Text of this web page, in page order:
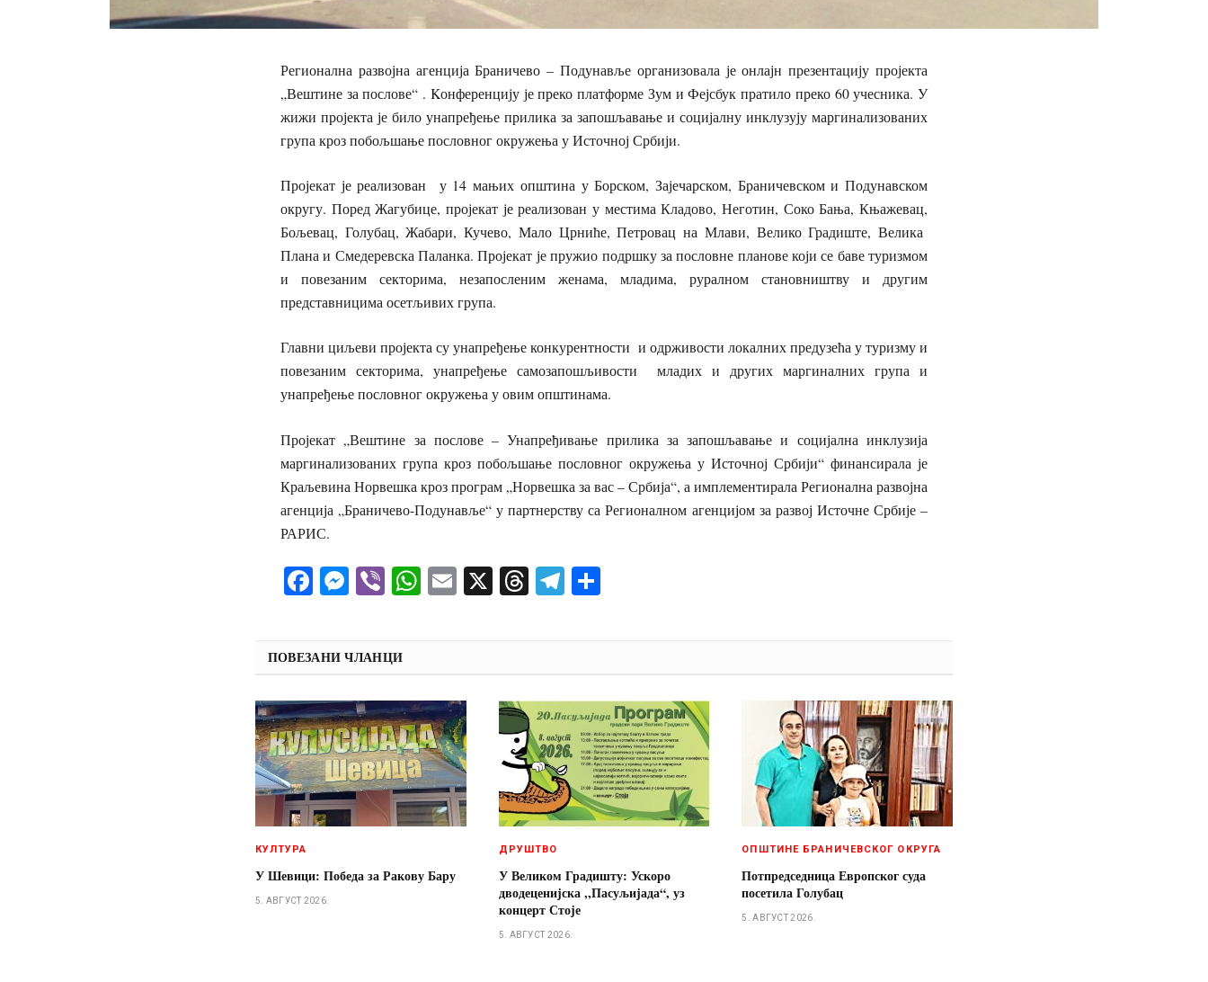
Регионална развојна агенција Браничево – Подунавље организовала је онлајн презентацију пројекта
„Вештине за послове“ . Kонференцију је преко платформе Зум и Фејсбук пратило преко 60 учесника. У
жижи пројекта је било унапређење прилика за запошљавање и социјалну инклузују маргинализованих
група кроз побољшање пословног окружења у Источној Србији.
Пројекат је реализован у 14 мањих општина у Борском, Зајечарском, Браничевском и Подунавском
округу. Поред Жагубице, пројекат је реализован у местима Кладово, Неготин, Соко Бања, Књажевац,
Бољевац, Голубац, Жабари, Кучево, Мало Црниће, Петровац на Млави, Велико Градиште, Велика
Плана и Смедеревска Паланка. Пројекат је пружио подршку за пословне планове који се баве туризмом
и повезаним секторима, незапосленим женама, младима, руралном становништву и другим
представницима осетљивих група.
Главни циљеви пројекта су унапређење конкурентности и одрживости локалних предузећа у туризму и
повезаним секторима, унапређење самозапошљивости младих и других маргиналних група и
унапређење пословног окружења у овим општинама.
Пројекат „Вештине за послове – Унапређивање прилика за запошљавање и социјална инклузија
маргинализованих група кроз побољшање пословног окружења у Источној Србији“ финансирала је
Краљевина Норвешка кроз програм „Норвешка за вас – Србија“, а имплементирала Регионална развојна
агенција „Браничево-Подунавље“ у партнерству са Регионалном агенцијом за развој Источне Србије –
РАРИС.
Facebook
Messenger
ViberWhatsApp
Email
X ThreadsTelegram
ПОВЕЗАНИ ЧЛАНЦИ
КУЛТУРА
У Шевици: Победа за Ракову Бару
5. АВГУСТ 2026.
ДРУШТВО
У Великом Градишту: Ускоро
дводеценијска ,,Пасуљијада“, уз
концерт Стоје
5. АВГУСТ 2026.
ОПШТИНЕ БРАНИЧЕВСКОГ ОКРУГА
Потпредседница Европског суда
посетила Голубац
5. АВГУСТ 2026.